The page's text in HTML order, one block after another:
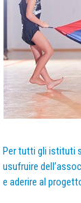
Per tutti gli istituti
usufruire
e aderire al